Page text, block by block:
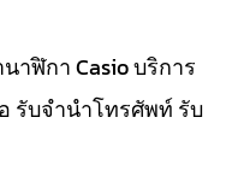
าฬิกา Casio บริการ
รับจำนำโทรศัพท์ รับ